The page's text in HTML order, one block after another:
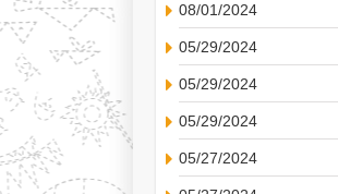
08/01/2024
05/29/2024
05/29/2024
05/29/2024
05/27/2024